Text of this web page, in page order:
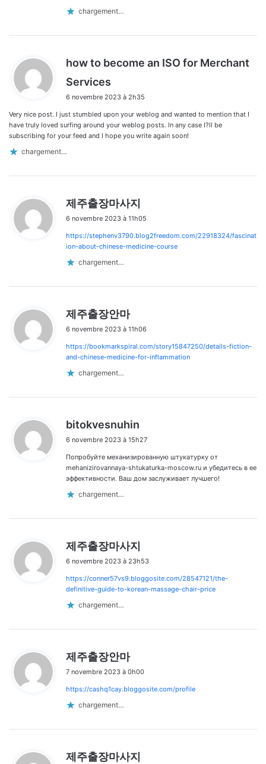
chargement…
how to become an ISO for Merchant
Services
t
:
6 novembre 2023 à 2h35
Very nice post. I just stumbled upon your weblog and wanted to mention that I
have truly loved surfing around your weblog posts. In any case I?ll be
subscribing for your feed and I hope you write again soon!
chargement…
제주출장마사지
t
:
6 novembre 2023 à 11h05
https://stephenv3790.blog2freedom.com/22918324/fascinat
ion-about-chinese-medicine-course
chargement…
제주출장안마
t
:
6 novembre 2023 à 11h06
https://bookmarkspiral.com/story15847250/details-fiction-
and-chinese-medicine-for-inflammation
chargement…
bitokvesnuhin
t
:
6 novembre 2023 à 15h27
Попробуйте механизированную штукатурку от
mehanizirovannaya-shtukaturka-moscow.ru и убедитесь в ее
эффективности. Ваш дом заслуживает лучшего!
chargement…
제주출장마사지
t
:
6 novembre 2023 à 23h53
https://conner57vs9.bloggosite.com/28547121/the-
definitive-guide-to-korean-massage-chair-price
chargement…
제주출장안마
t
7 novembre 2023 à 0h00
https://cashq1cay.bloggosite.com/profile
chargement…
제주출장마사지